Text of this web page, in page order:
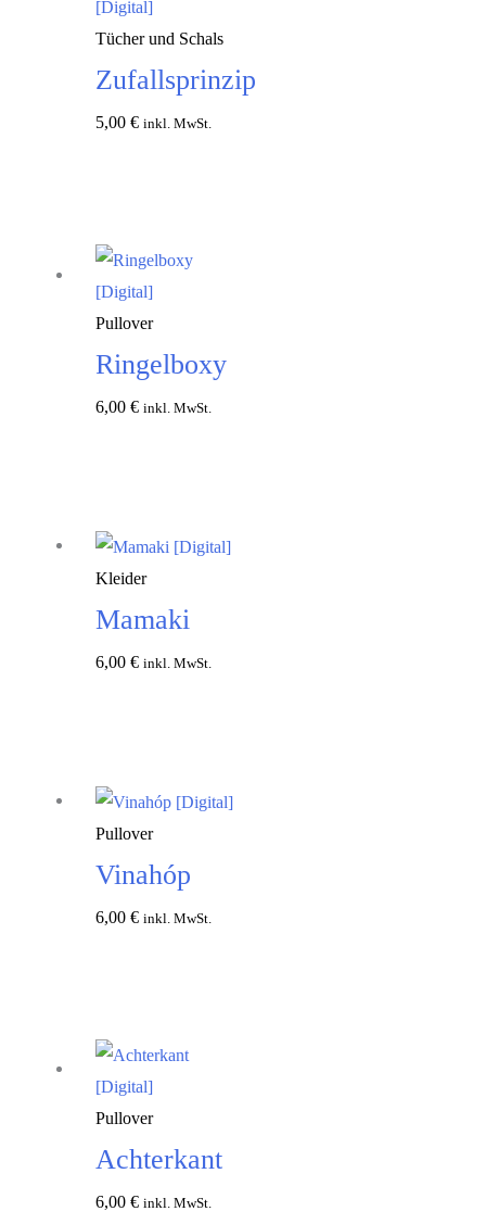
Tücher und Schals
Zufallsprinzip
5,00 € inkl. MwSt.
Pullover
Ringelboxy
6,00 € inkl. MwSt.
Kleider
Mamaki
6,00 € inkl. MwSt.
Pullover
Vinahóp
6,00 € inkl. MwSt.
Pullover
Achterkant
6,00 € inkl. MwSt.